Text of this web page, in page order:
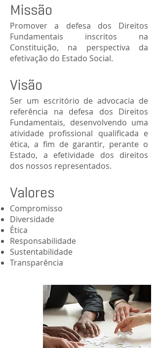
Missão
Promover a defesa dos Direitos
Fundamentais inscritos na
Constituição, na perspectiva da
efetivação do Estado Social.
Visão
Ser um escritório de advocacia de
referência na defesa dos Direitos
Fundamentais, desenvolvendo uma
atividade profissional qualificada e
ética, a fim de garantir, perante o
Estado, a efetividade dos direitos
dos nossos representados.
Valores
Compromisso
Diversidade
Ética
Responsabilidade
Sustentabilidade
Transparência